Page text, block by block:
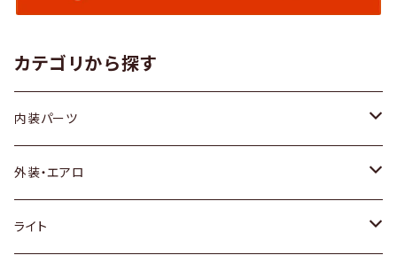
カテゴリから探す
内装パーツ
トヨタ
ホンダ
外装・エアロ
トヨタ
ライト